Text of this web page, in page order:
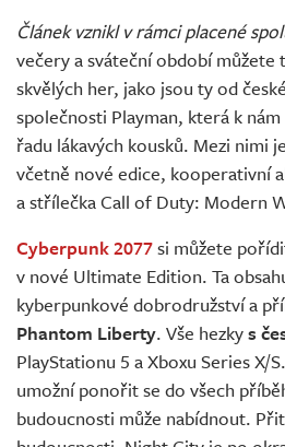
Živě
Článek vznikl v rámci placené
večery a sváteční období
skvělých her, jako jsou ty od
společnosti Playman, která k
řadu lákavých kousků. Mezi nimi
včetně nové edice, kooperativní
a střílečka Call of Duty: Modern
Cyberpunk 2077si můžete
v nové Ultimate Edition. Ta
kyberpunkové dobrodružství a
Phantom Liberty. Vše hezkys
PlayStationu 5 a Xboxu Series X/
umožní ponořit se do všech
budoucnosti může nabídnout.